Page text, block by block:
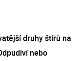
druhy štírů na
nebo